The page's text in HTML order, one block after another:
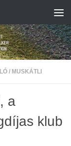
/ MUSKÁTLI
a
klub